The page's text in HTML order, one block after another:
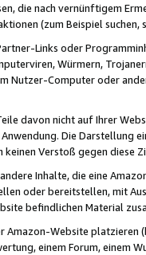
die nach vernünftigem
(zum Beispiel
Links oder
Würmern,
Nutzer-Computer oder
davon nicht auf Ihrer
Die Darstellung
Verstoß gegen diese
Inhalte, die eine
oder bereitstellen, mit
befindlichen Material
Amazon-Website
einem Forum, einem